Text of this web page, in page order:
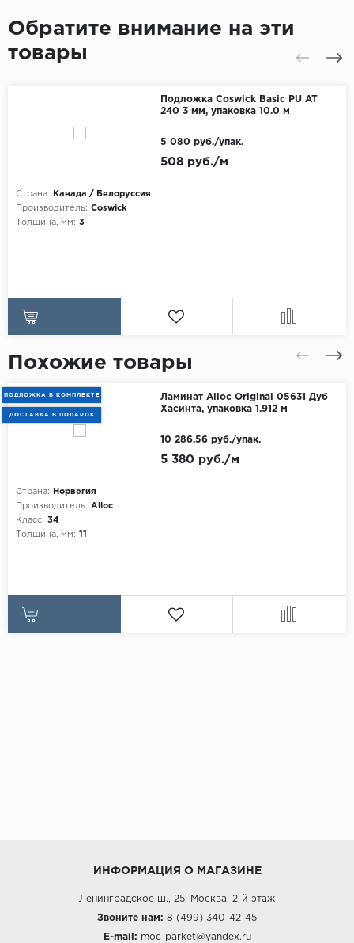
Обратите внимание на эти
товары
Подложка Coswick Basic PU AT
240 3 мм, упаковка 10.0 м
Страна:
Канада / Белоруссия
Производитель: Coswick
Толщина, мм: 3
508 руб./м
5 080 руб./упак.
Похожие товары
ПОДЛОЖКА В КОМПЛЕКТЕ
ДОСТАВКА В ПОДАРОК
Ламинат Alloc Original 05631 Дуб
Хасинта, упаковка 1.912 м
Страна:
Норвегия
Производитель: Alloc
Класс: 34
Толщина, мм: 11
5 380 руб./м
10 286.56 руб./упак.
ИНФОРМАЦИЯ О МАГАЗИНЕ
Ленинградское ш., 25, Москва, 2-й этаж
Звоните нам: 8 (499) 340-42-45
E-mail: moc-parket@yandex.ru